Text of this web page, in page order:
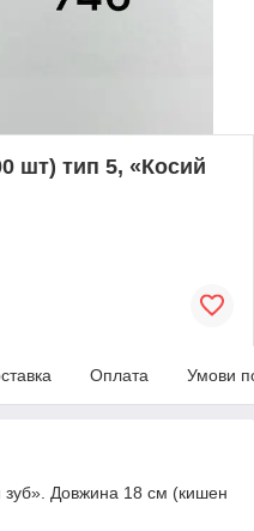
шт) тип 5, «Косий
Оплата Умови
зуб». Довжина 18 см (кишен